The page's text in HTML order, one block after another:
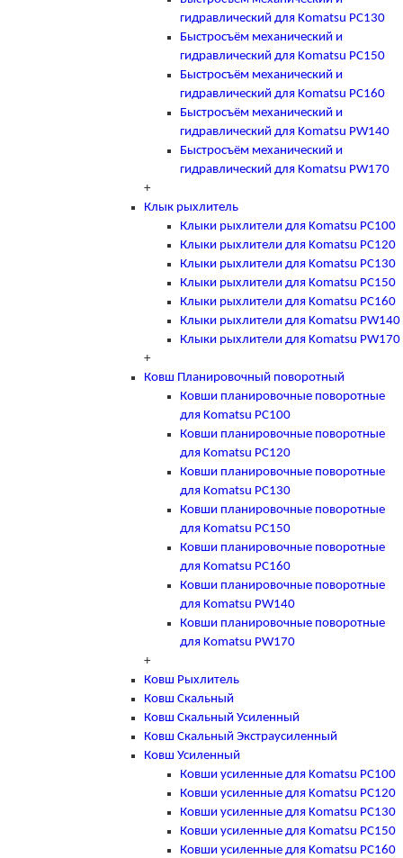
гидравлический для Komatsu PC130
Быстросъём механический и
гидравлический для Komatsu PC150
Быстросъём механический и
гидравлический для Komatsu PC160
Быстросъём механический и
гидравлический для Komatsu PW140
Быстросъём механический и
гидравлический для Komatsu PW170
+
Клык рыхлитель
Клыки рыхлители для Komatsu PC100
Клыки рыхлители для Komatsu PC120
Клыки рыхлители для Komatsu PC130
Клыки рыхлители для Komatsu PC150
Клыки рыхлители для Komatsu PC160
Клыки рыхлители для Komatsu PW140
Клыки рыхлители для Komatsu PW170
+
Ковш Планировочный поворотный
Ковши планировочные поворотные
для Komatsu PC100
Ковши планировочные поворотные
для Komatsu PC120
Ковши планировочные поворотные
для Komatsu PC130
Ковши планировочные поворотные
для Komatsu PC150
Ковши планировочные поворотные
для Komatsu PC160
Ковши планировочные поворотные
для Komatsu PW140
Ковши планировочные поворотные
для Komatsu PW170
+
Ковш Рыхлитель
Ковш Скальный
Ковш Скальный Усиленный
Ковш Скальный Экстраусиленный
Ковш Усиленный
Ковши усиленные для Komatsu PC100
Ковши усиленные для Komatsu PC120
Ковши усиленные для Komatsu PC130
Ковши усиленные для Komatsu PC150
Ковши усиленные для Komatsu PC160